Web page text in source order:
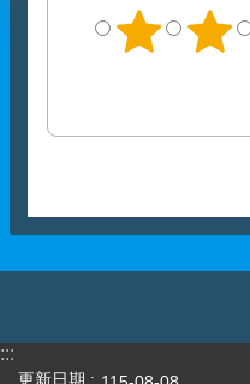
:::
更新日期